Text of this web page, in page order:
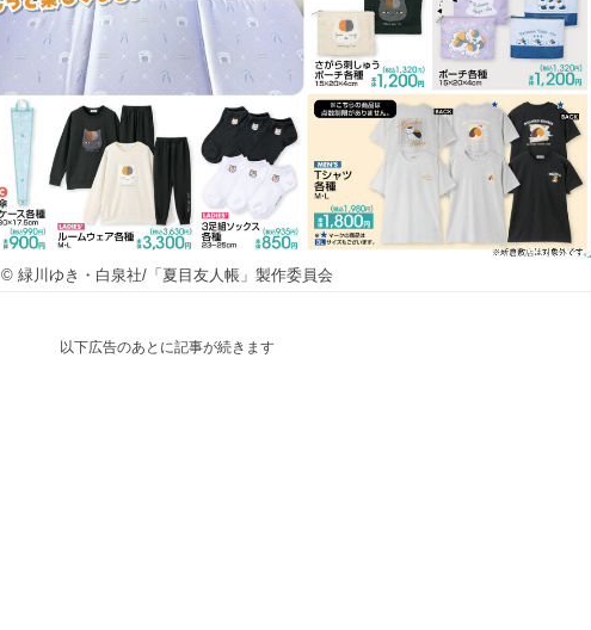
© 緑川ゆき・白泉社/「夏目友人帳」製作委員会
以下広告のあとに記事が続きます